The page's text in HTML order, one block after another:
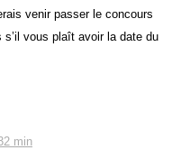
venir passer le concours
s’il vous plaît avoir la date du
min